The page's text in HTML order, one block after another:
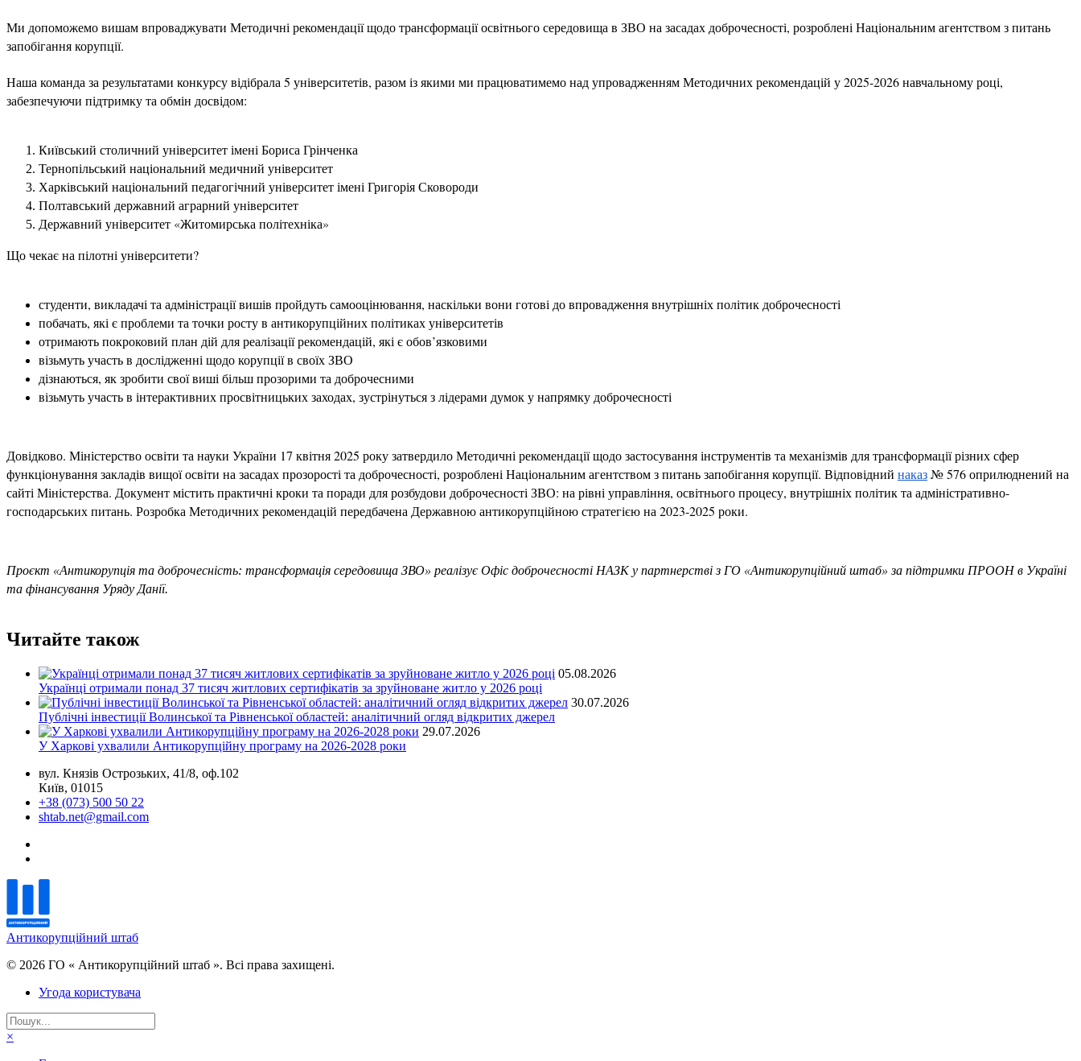
Ми допоможемо вишам впроваджувати Методичні рекомендації щодо трансформації освітнього середовища в ЗВО на засадах доброчесності, розроблені Національним агентством з питань
запобігання корупції.
Наша команда за результатами конкурсу відібрала 5 університетів, разом із якими ми працюватимемо над упровадженням Методичних рекомендацій у 2025-2026 навчальному році,
забезпечуючи підтримку та обмін досвідом:
Київський столичний університет імені Бориса Грінченка
Тернопільський національний медичний університет
Харківський національний педагогічний університет імені Григорія Сковороди
Полтавський державний аграрний університет
Державний університет «Житомирська політехніка»
Що чекає на пілотні університети?
студенти, викладачі та адміністрації вишів пройдуть самооцінювання, наскільки вони готові до впровадження внутрішніх політик доброчесності
побачать, які є проблеми та точки росту в антикорупційних політиках університетів
отримають покроковий план дій для реалізації рекомендацій, які є обов’язковими
візьмуть участь в дослідженні щодо корупції в своїх ЗВО
дізнаються, як зробити свої виші більш прозорими та доброчесними
візьмуть участь в інтерактивних просвітницьких заходах, зустрінуться з лідерами думок у напрямку доброчесності
Довідково. Міністерство освіти та науки України 17 квітня 2025 року затвердило Методичні рекомендації щодо застосування інструментів та механізмів для трансформації різних сфер
функціонування закладів вищої освіти на засадах прозорості та доброчесності, розроблені Національним агентством з питань запобігання корупції. Відповідний наказ№ 576 оприлюднений на
сайті Міністерства. Документ містить практичні кроки та поради для розбудови доброчесності ЗВО: на рівні управління, освітнього процесу, внутрішніх політик та адміністративно-
господарських питань. Розробка Методичних рекомендацій передбачена Державною антикорупційною стратегією на 2023-2025 роки.
Проєкт «Антикорупція та доброчесність: трансформація середовища ЗВО» реалізує Офіс доброчесності НАЗК у партнерстві з ГО «Антикорупційний штаб» за підтримки ПРООН в Україні
та фінансування Уряду Данії.
Читайте також
05.08.2026
Українці отримали понад 37 тисяч житлових сертифікатів за зруйноване житло у 2026 році
30.07.2026
Публічні інвестиції Волинської та Рівненської областей: аналітичний огляд відкритих джерел
29.07.2026
У Харкові ухвалили Антикорупційну програму на 2026-2028 роки
вул. Князів Острозьких, 41/8, оф.102
Київ, 01015
+38 (073) 500 50 22
shtab.net@gmail.com
Антикорупційний штаб
© 2026 ГО « Антикорупційний штаб ». Всі права захищені.
Угода користувача
×